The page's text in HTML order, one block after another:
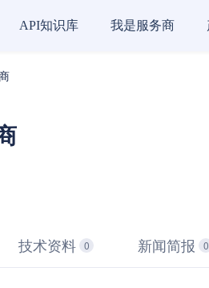
API知识库 我是服务商
技术资料 0 新闻简报 0